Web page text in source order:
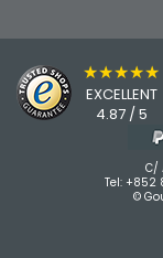
★★★★★
EXCELLENT
4.87 / 5
C/
Tel: +852
©